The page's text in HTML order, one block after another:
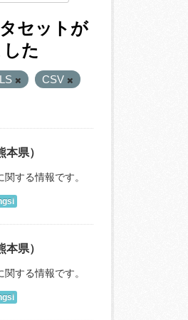
セットが
た
CSV
県）
する情報です。
本県）
する情報です。